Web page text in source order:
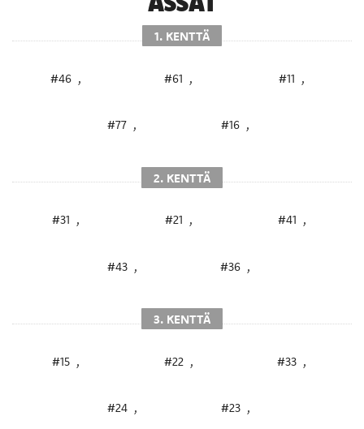
1. KENTTÄ
#46 , #61 , #11 ,
#77 , #16 ,
2. KENTTÄ
#31 , #21 , #41 ,
#43 , #36 ,
3. KENTTÄ
#15 , #22 , #33 ,
#24 , #23 ,